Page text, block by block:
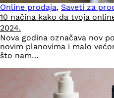
Online prodaja, Saveti za
10 načina kako da tvoja
2024.
Nova godina označava nov
novim planovima i malo
što nam…